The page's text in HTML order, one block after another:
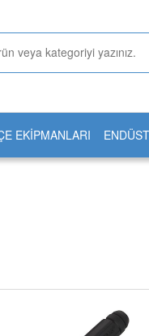
EKİPMANLARI